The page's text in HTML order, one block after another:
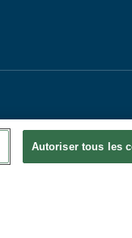
Autoriser tous les